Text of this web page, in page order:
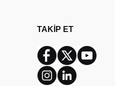
TAKİP ET
Facebook
Twitter
InstagramLinkedin